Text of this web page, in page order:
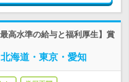
高水準の給与と福利厚生】賞
海道・東京・愛知